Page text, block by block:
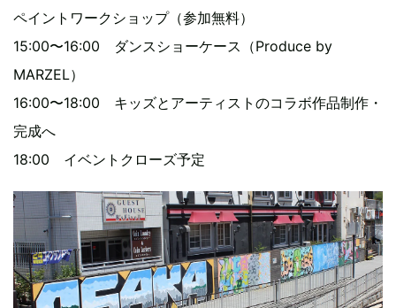
ペイントワークショップ（参加無料）
15:00〜16:00 ダンスショーケース（Produce by
MARZEL）
16:00〜18:00 キッズとアーティストのコラボ作品制作・
完成へ
18:00 イベントクローズ予定